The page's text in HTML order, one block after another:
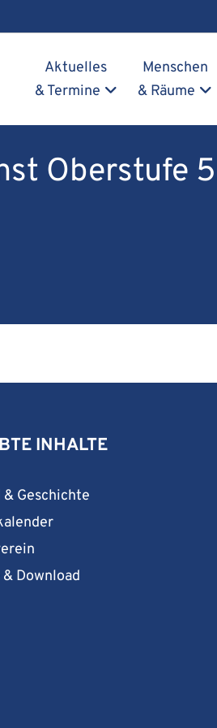
Aktuelles
& Termine
Menschen
& Räume
Oberstufe
INHALTE
Geschichte
Download